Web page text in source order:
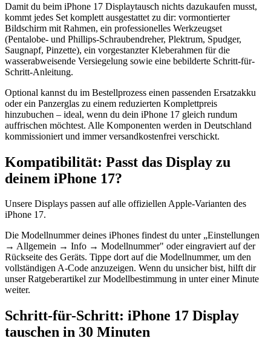
Damit du beim iPhone 17 Displaytausch nichts dazukaufen musst,
kommt jedes Set komplett ausgestattet zu dir: vormontierter
Bildschirm mit Rahmen, ein professionelles Werkzeugset
(Pentalobe- und Phillips-Schraubendreher, Plektrum, Spudger,
Saugnapf, Pinzette), ein vorgestanzter Kleberahmen für die
wasserabweisende Versiegelung sowie eine bebilderte Schritt-für-
Schritt-Anleitung.
Optional kannst du im Bestellprozess einen passenden Ersatzakku
oder ein Panzerglas zu einem reduzierten Komplettpreis
hinzubuchen – ideal, wenn du dein iPhone 17 gleich rundum
auffrischen möchtest. Alle Komponenten werden in Deutschland
kommissioniert und immer versandkostenfrei verschickt.
Kompatibilität: Passt das Display zu
deinem iPhone 17?
Unsere Displays passen auf alle offiziellen Apple-Varianten des
iPhone 17.
Die Modellnummer deines iPhones findest du unter „Einstellungen
→ Allgemein → Info → Modellnummer" oder eingraviert auf der
Rückseite des Geräts. Tippe dort auf die Modellnummer, um den
vollständigen A-Code anzuzeigen. Wenn du unsicher bist, hilft dir
unser Ratgeberartikel zur Modellbestimmung in unter einer Minute
weiter.
Schritt-für-Schritt: iPhone 17 Display
tauschen in 30 Minuten